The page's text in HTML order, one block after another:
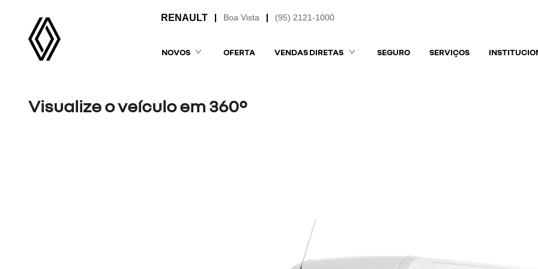
(95) 2121-1000
Boa Vista
NOVOS OFERTA VENDAS DIRETAS SEGURO SERVIÇOS
Visualize o veículo em 360°